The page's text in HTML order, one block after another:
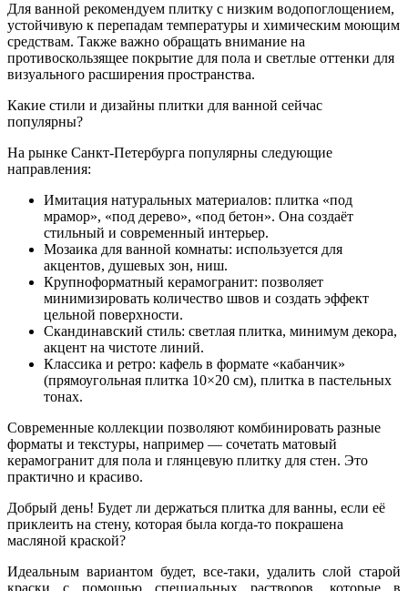
Для ванной рекомендуем плитку с низким водопоглощением,
устойчивую к перепадам температуры и химическим моющим
средствам. Также важно обращать внимание на
противоскользящее покрытие для пола и светлые оттенки для
визуального расширения пространства.
Какие стили и дизайны плитки для ванной сейчас
популярны?
На рынке Санкт-Петербурга популярны следующие
направления:
Имитация натуральных материалов: плитка «под
мрамор», «под дерево», «под бетон». Она создаёт
стильный и современный интерьер.
Мозаика для ванной комнаты: используется для
акцентов, душевых зон, ниш.
Крупноформатный керамогранит: позволяет
минимизировать количество швов и создать эффект
цельной поверхности.
Скандинавский стиль: светлая плитка, минимум декора,
акцент на чистоте линий.
Классика и ретро: кафель в формате «кабанчик»
(прямоугольная плитка 10×20 см), плитка в пастельных
тонах.
Современные коллекции позволяют комбинировать разные
форматы и текстуры, например — сочетать матовый
керамогранит для пола и глянцевую плитку для стен. Это
практично и красиво.
Добрый день! Будет ли держаться плитка для ванны, если её
приклеить на стену, которая была когда-то покрашена
масляной краской?
Идеальным вариантом будет, все-таки, удалить слой старой